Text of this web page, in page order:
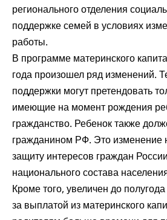
регионального отделения
поддержке семей в условиях
работы.
В программе материнского
года произошел ряд изменений.
поддержки могут претендовать
имеющие на момент рождения
гражданство. Ребенок также
гражданином РФ. Это изменение
защиту интересов граждан
национального состава
Кроме того, увеличен до
за выплатой из материнского